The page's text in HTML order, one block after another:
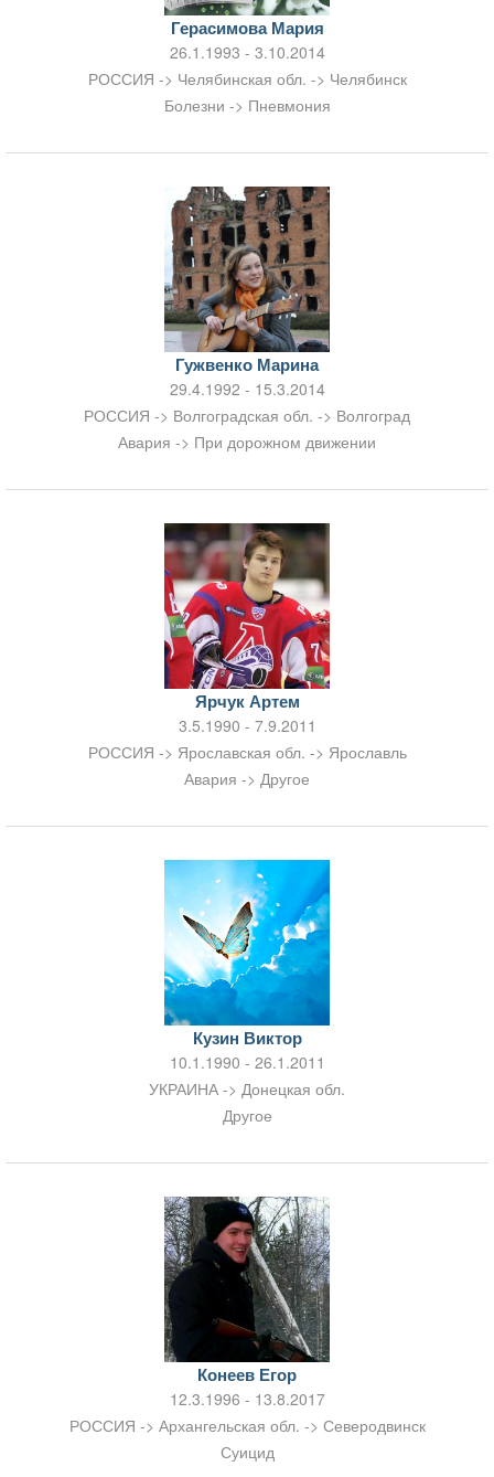
Герасимова Мария
26.1.1993 - 3.10.2014
РОССИЯ -> Челябинская обл. -> Челябинск
Болезни -> Пневмония
Гужвенко Марина
29.4.1992 - 15.3.2014
РОССИЯ -> Волгоградская обл. -> Волгоград
Авария -> При дорожном движении
Ярчук Артем
3.5.1990 - 7.9.2011
РОССИЯ -> Ярославская обл. -> Ярославль
Авария -> Другое
Кузин Виктор
10.1.1990 - 26.1.2011
УКРАИНА -> Донецкая обл.
Другое
Конеев Егор
12.3.1996 - 13.8.2017
РОССИЯ -> Архангельская обл. -> Северодвинск
Суицид